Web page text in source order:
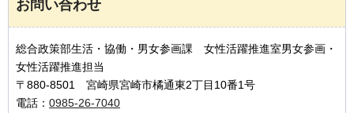
お問い合わせ
総合政策部生活・協働・男女参画課 女性活躍推進室男女参画・
女性活躍推進担当
〒880-8501 宮崎県宮崎市橘通東2丁目10番1号
電話： 0985-26-7040